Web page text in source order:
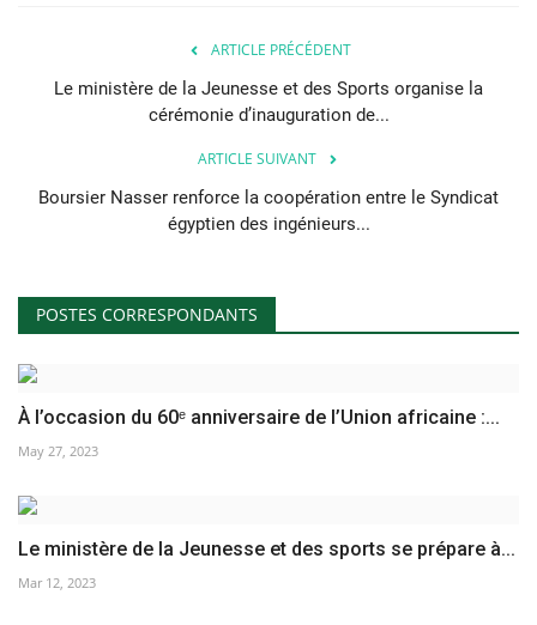
ARTICLE PRÉCÉDENT
Le ministère de la Jeunesse et des Sports organise la
cérémonie d’inauguration de...
ARTICLE SUIVANT
Boursier Nasser renforce la coopération entre le Syndicat
égyptien des ingénieurs...
POSTES CORRESPONDANTS
À l’occasion du 60ᵉ anniversaire de l’Union africaine :...
May 27, 2023
Le ministère de la Jeunesse et des sports se prépare à...
Mar 12, 2023